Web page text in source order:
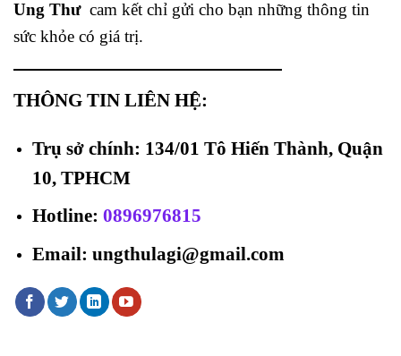
Ung Thư cam kết chỉ gửi cho bạn những thông tin
sức khỏe có giá trị.
THÔNG TIN LIÊN HỆ:
Trụ sở chính: 134/01 Tô Hiến Thành, Quận
10, TPHCM
Hotline: 0896976815
Email: ungthulagi@gmail.com